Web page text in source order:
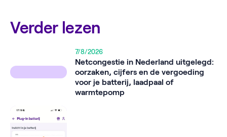
Verder lezen
7/8/2026
Netcongestie in Nederland uitgelegd:
oorzaken, cijfers en de vergoeding
voor je batterij, laadpaal of
warmtepomp